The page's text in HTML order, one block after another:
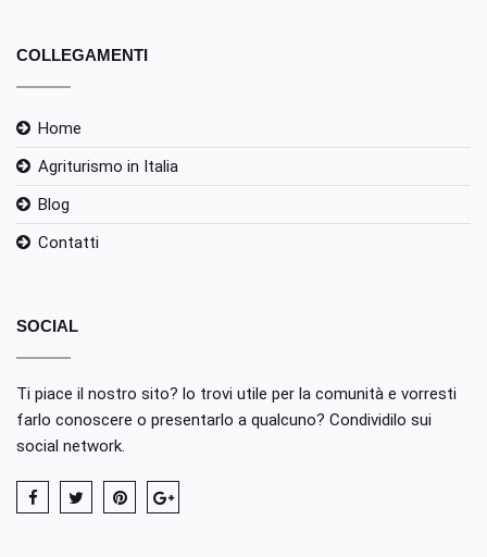
COLLEGAMENTI
Home
Agriturismo in Italia
Blog
Contatti
SOCIAL
Ti piace il nostro sito? lo trovi utile per la comunità e vorresti
farlo conoscere o presentarlo a qualcuno? Condividilo sui
social network.